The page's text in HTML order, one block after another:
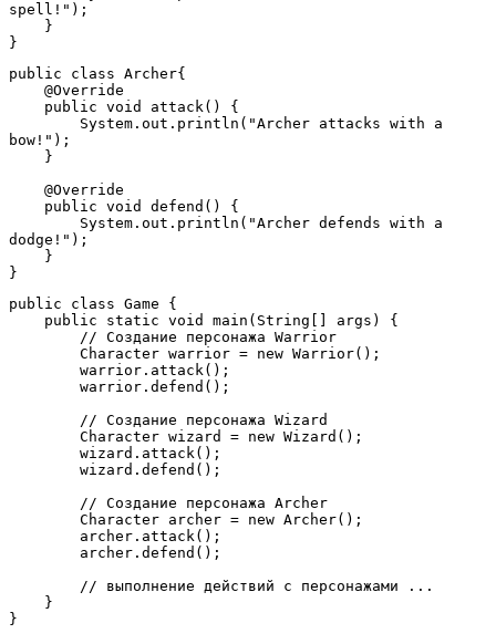
spell!");
    }
}
public class Archer{
    @Override
    public void attack() {
bow!");
    }
    @Override
    public void defend() {
dodge!");
    }
}
public class Game {
    public static void main(String[] args) {
        // Создание персонажа Warrior
        Character warrior = new Warrior();
        warrior.attack();
        warrior.defend();
        // Создание персонажа Wizard
        Character wizard = new Wizard();
        wizard.attack();
        wizard.defend();
        // Создание персонажа Archer
        Character archer = new Archer();
        archer.attack();
        archer.defend();
        // выполнение действий с персонажами ...
    }
}